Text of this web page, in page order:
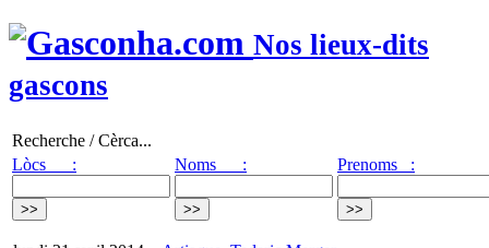
Nos lieux-dits
gascons
Recherche / Cèrca...
Lòcs :
Noms : Prenoms :